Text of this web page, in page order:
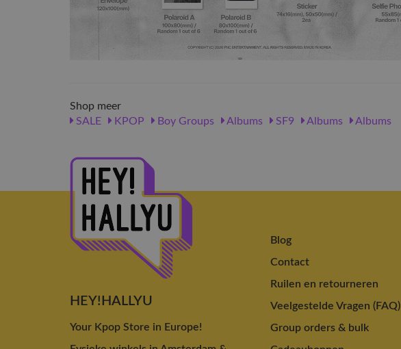
Shop meer
SALE
KPOP Boy Groups Albums SF9 Albums Albums
HEY!HALLYU
Your Kpop Store in Europe!
Blog
Contact
Ruilen en retourneren
Veelgestelde Vragen (FAQ)
Group orders & bulk